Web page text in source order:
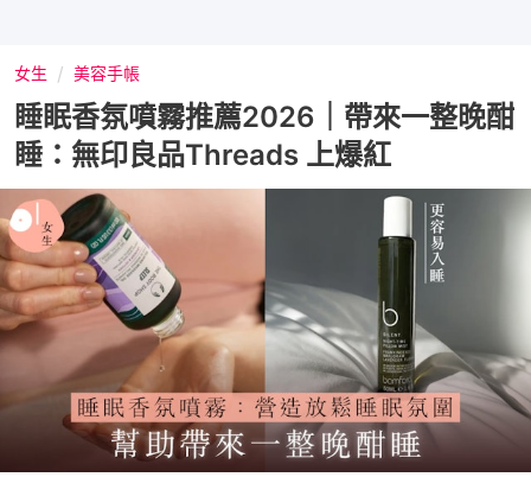
女生 美容手帳
睡眠香氛噴霧推薦2026｜帶來一整晚酣
睡：無印良品Threads 上爆紅